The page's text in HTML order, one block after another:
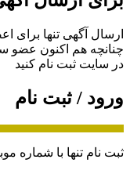
ارسال آگهی تنها برای
چنانچه هم‌ اکنون عضو
در سایت ثبت نام کنید
ورود / ثبت نام
ثبت نام تنها با شماره